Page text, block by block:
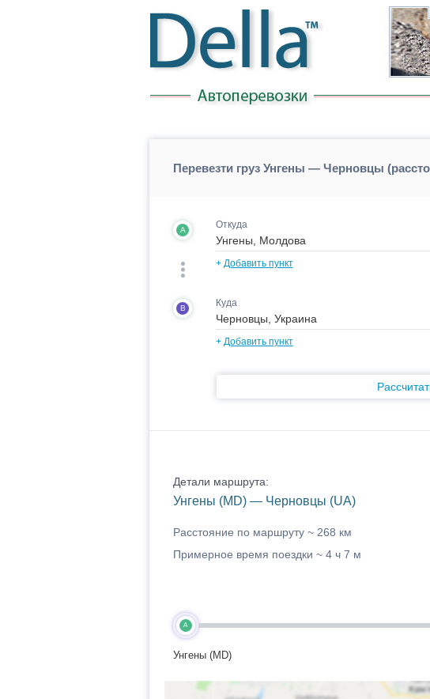
Перевезти груз Унгены — Черновцы
A Откуда
+ Добавить пункт
B Куда
+ Добавить пункт
Детали маршрута:
Унгены (MD) — Черновцы (UA)
Расстояние по маршруту ~ 268 км
Примерное время поездки ~ 4 ч 7 м
A
Унгены (MD)